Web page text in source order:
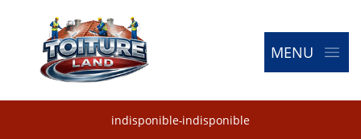
MENU
indisponible-indisponible